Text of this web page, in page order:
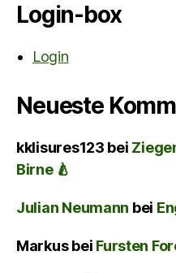
Login-box
Login
Neueste
kklisures123 bei
Birne 🍐
Julian Neumann bei
Markusbei Fursten